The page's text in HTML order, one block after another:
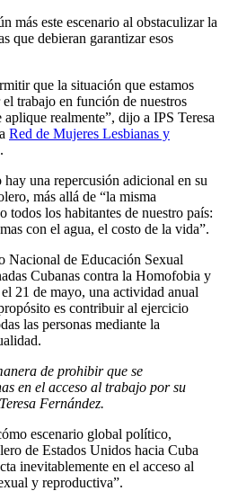
más este escenario al obstaculizar la
que debieran garantizar esos
que la situación que estamos
trabajo en función de nuestros
realmente”, dijo a IPS Teresa
Red de Mujeres Lesbianas y
una repercusión adicional en su
más allá de “la misma
todos los habitantes de nuestro país:
con el agua, el costo de la vida”.
Nacional de Educación Sexual
Cubanas contra la Homofobia y
21 de mayo, una actividad anual
es contribuir al ejercicio
las personas mediante la
de prohibir que se
en el acceso al trabajo por su
Fernández.
escenario global político,
de Estados Unidos hacia Cuba
inevitablemente en el acceso al
y reproductiva”.